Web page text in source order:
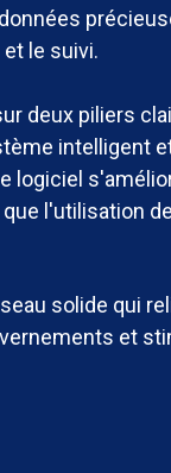
le suivi.
deux piliers
intelligent
logiciel
l'utilisation
solide qui
et